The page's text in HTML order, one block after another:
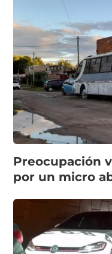
Preocupación
por un micro